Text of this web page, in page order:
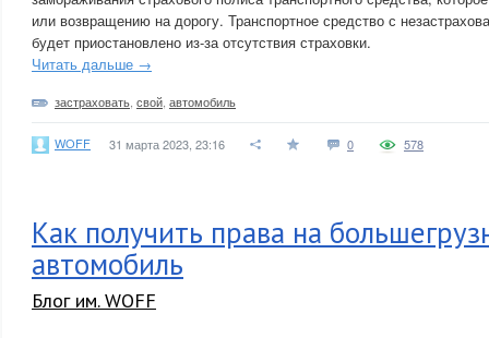
или возвращению на дорогу. Транспортное средство с
будет приостановлено из-за отсутствия страховки.
Читать дальше →
застраховать свой автомобиль
WOFF 31 марта 2023, 23:16 0 578
Как получить права на
автомобиль
Блог им. WOFF